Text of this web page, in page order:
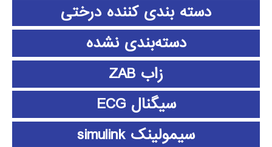
دسته بندی کننده درختی
دسته‌بندی نشده
زاب ZAB
سیگنال ECG
سیمولینک simulink